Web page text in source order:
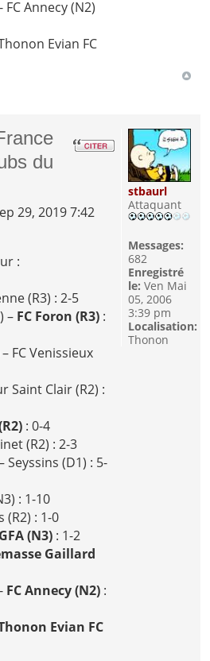
FC Annecy (N2)
Evian FC
du
29, 2019 7:42
:
(R3) : 2-5
– FC Foron (R3) :
– FC Venissieux
Saint Clair (R2) :
: 0-4
(R2) : 2-3
Seyssins (D1) : 5-
: 1-10
(R2) : 1-0
GFA (N3) : 1-2
Gaillard
FC Annecy (N2) :
Evian FC
stbaurl
Attaquant
Messages:
682
Enregistré
le: Ven Mai
05, 2006
3:39 pm
Localisation:
Thonon